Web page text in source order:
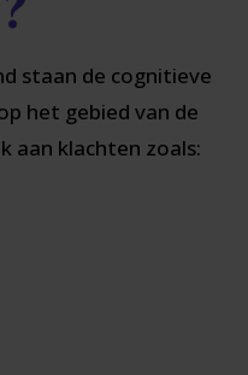
staan de cognitieve
het gebied van de
aan klachten zoals: